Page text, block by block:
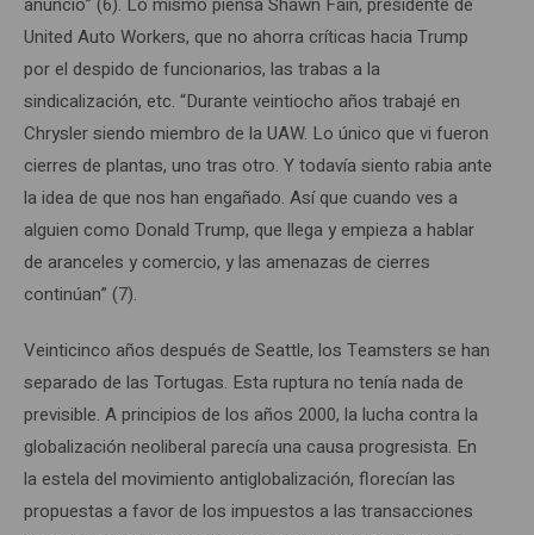
United Auto Workers, que no ahorra críticas hacia Trump
por el despido de funcionarios, las trabas a la
sindicalización, etc. “Durante veintiocho años trabajé en
Chrysler siendo miembro de la UAW. Lo único que vi fueron
cierres de plantas, uno tras otro. Y todavía siento rabia ante
la idea de que nos han engañado. Así que cuando ves a
alguien como Donald Trump, que llega y empieza a hablar
de aranceles y comercio, y las amenazas de cierres
continúan” (7).
Veinticinco años después de Seattle, los Teamsters se han
separado de las Tortugas. Esta ruptura no tenía nada de
previsible. A principios de los años 2000, la lucha contra la
globalización neoliberal parecía una causa progresista. En
la estela del movimiento antiglobalización, florecían las
propuestas a favor de los impuestos a las transacciones